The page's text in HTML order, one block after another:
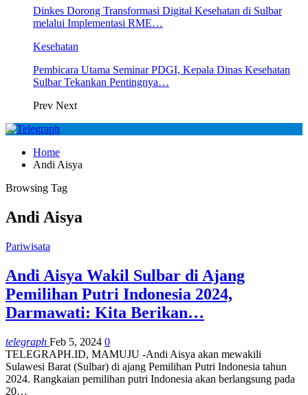
Dinkes Dorong Transformasi Digital Kesehatan di Sulbar
melalui Implementasi RME…
Kesehatan
Pembicara Utama Seminar PDGI, Kepala Dinas Kesehatan
Sulbar Tekankan Pentingnya…
Prev Next
Home
Andi Aisya
Browsing Tag
Andi Aisya
Pariwisata
Andi Aisya Wakil Sulbar di Ajang
Pemilihan Putri Indonesia 2024,
Darmawati: Kita Berikan…
telegraph Feb 5, 2024 0
TELEGRAPH.ID, MAMUJU -Andi Aisya akan mewakili
Sulawesi Barat (Sulbar) di ajang Pemilihan Putri Indonesia tahun
2024. Rangkaian pemilihan putri Indonesia akan berlangsung pada
20…